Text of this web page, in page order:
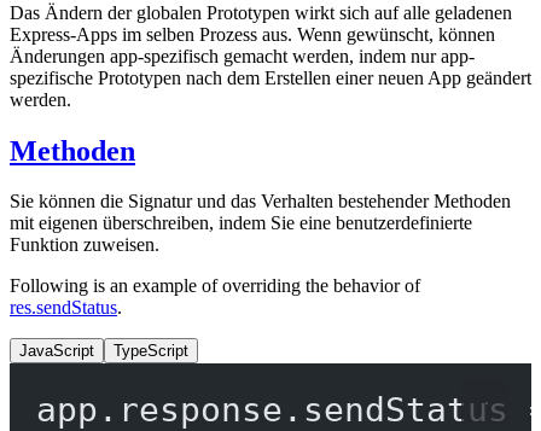
Das Ändern der globalen Prototypen wirkt sich auf alle geladenen
Express-Apps im selben Prozess aus. Wenn gewünscht, können
Änderungen app-spezifisch gemacht werden, indem nur app-
spezifische Prototypen nach dem Erstellen einer neuen App geändert
werden.
Methoden
Sie können die Signatur und das Verhalten bestehender Methoden
mit eigenen überschreiben, indem Sie eine benutzerdefinierte
Funktion zuweisen.
Following is an example of overriding the behavior of
res.sendStatus.
JavaScript TypeScript
app.response. sendStatus